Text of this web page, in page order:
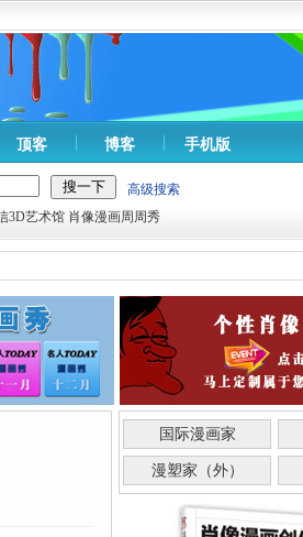
顶客 博客 手机版
高级搜索
3D艺术馆 肖像漫画周周秀
国际漫画家
漫塑家（外）